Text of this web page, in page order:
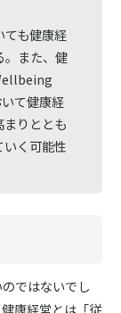
ても健康経
。また、健
て健康経
りととも
く可能性
ではないでし
康経営とは「従